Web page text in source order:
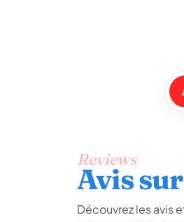
Reviews
Avis
Découvrez les avis